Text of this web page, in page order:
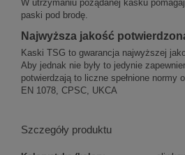
W utrzymaniu pożądanej kasku
paski pod brodę.
Najwyższa jakość
Kaski TSG to gwarancja najwyższej
Aby jednak nie były to jedynie
potwierdzają to liczne spełnione normy
EN 1078, CPSC, UKCA
Szczegóły produktu